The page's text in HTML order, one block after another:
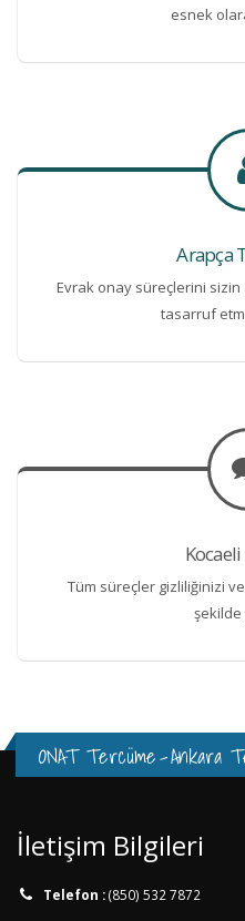
esnek
Arapça
Evrak onay süreçlerini sizin
tasarruf
Kocaeli
Tüm süreçler gizliliğinizi
ONAT Tercüme-Ankara
İletişim Bilgileri
Telefon :(850) 532 7872